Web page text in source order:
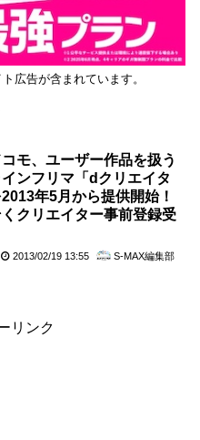
広告が含まれています。
モ、ユーザー作品を扱う
ンフリマ「dクリエイタ
年5月から提供開始！
くクリエイター事前登録受
2013/02/19 13:55 S-MAX編集部
リンク